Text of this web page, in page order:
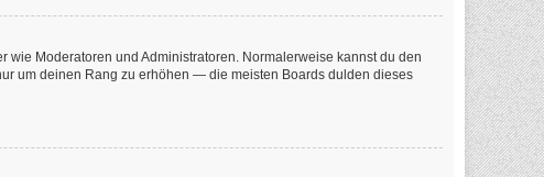
Moderatoren und Administratoren. Normalerweise kannst du den
um deinen Rang zu erhöhen — die meisten Boards dulden dieses